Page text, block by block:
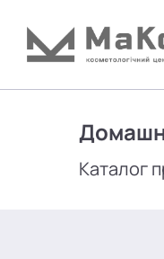
Каталог